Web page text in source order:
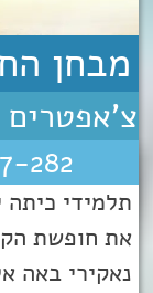
מבחן
צ'אפטרים
282
תלמידי
את חופשת
נאקירי באה